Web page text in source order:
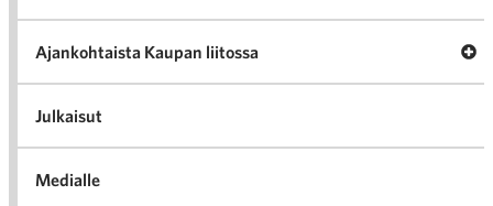
Ajankohtaista Kaupan liitossa
Julkaisut
Medialle